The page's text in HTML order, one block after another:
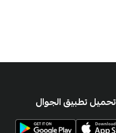
تحميل تطبيق الجوال